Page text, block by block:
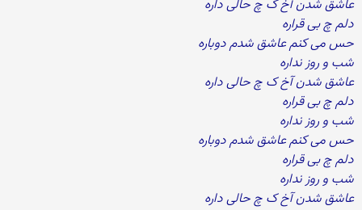
عاشق شدن آخ ک چ حالی داره
دلم چ بی قراره
حس می کنم عاشق شدم دوباره
شب و روز نداره
عاشق شدن آخ ک چ حالی داره
دلم چ بی قراره
شب و روز نداره
حس می کنم عاشق شدم دوباره
دلم چ بی قراره
شب و روز نداره
عاشق شدن آخ ک چ حالی داره